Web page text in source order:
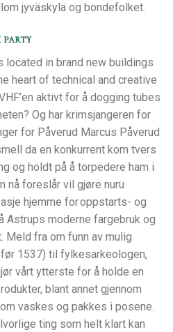
jyväskylä og bondefolket.
party
in brand new buildings
heart of technical and creative
aktivt for å dogging tubes
Og har krimsjangeren for
for Påverud Marcus Påverud
da en konkurrent kom tvers
og holdt på å torpedere ham i
nå foreslår vil gjøre nuru
hjemme for oppstarts- og
Astrups moderne fargebruk og
Meld fra om funn av mulig
1537) til fylkesarkeologen,
vårt ytterste for å holde en
blant annet gjennom
vaskes og pakkes i posene.
ting som helt klart kan